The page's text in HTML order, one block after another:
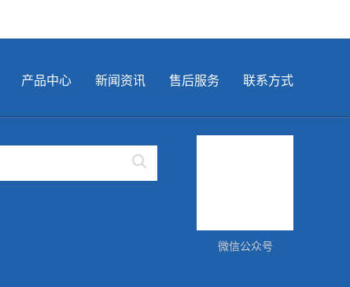
产品中心 新闻资讯 售后服务 联系方式
微信公众号
